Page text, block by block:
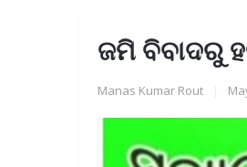
ଜମି ବିବାଦରୁ
Manas Kumar Rout